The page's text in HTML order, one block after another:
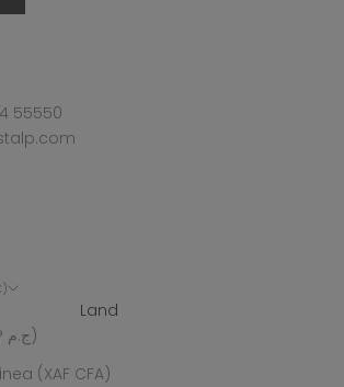
55550
Land
Ägypten (EGP ج.م)
(XAF CFA)